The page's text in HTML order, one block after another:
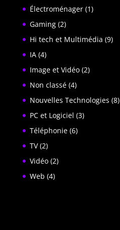
Électroménager(1)
Gaming(2)
Hi tech et Multimédia (9)
IA(4)
Image et Vidéo(2)
Non classé(4)
Nouvelles Technologies (8)
PC et Logiciel (3)
Téléphonie(6)
TV(2)
Vidéo(2)
Web (4)